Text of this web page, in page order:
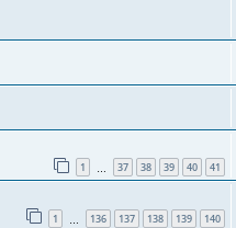
1 37 38 39 40 41
1 136 137 138 139 140